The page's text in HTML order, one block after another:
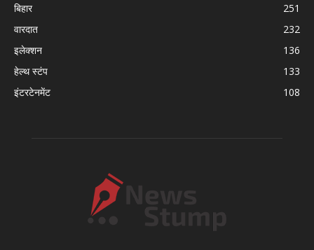
बिहार
251
वारदात
232
इलेक्शन
136
हेल्थ स्टंप
133
इंटरटेनमेंट
108